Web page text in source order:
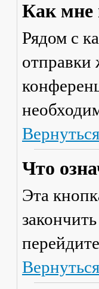
Как мне
Рядом с
отправки
Что
Эта